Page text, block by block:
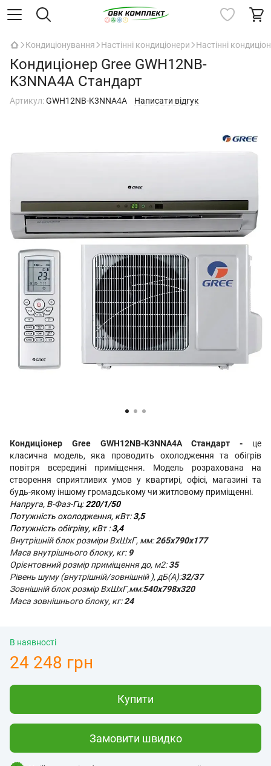
Кондиціонування Настінні кондиціонери Настінні
Кондиціонер Gree GWH12NB-
K3NNA4A Стандарт
Артикул:GWH12NB-K3NNA4A Написати відгук
Кондиціонер Gree GWH12NB-K3NNA4A Стандарт - це
класична модель, яка проводить охолодження та обігрів
повітря всередині приміщення. Модель розрахована на
створення сприятливих умов у квартирі, офісі, магазині та
будь-якому іншому громадському чи житловому приміщенні.
Напруга, В-Фаз-Гц:220/1/50
Потужність охолодження, кВт:3,5
Потужність обігріву, кВт :3,4
Внутрішній блок розміри ВхШхГ, мм: 265x790x177
Маса внутрішнього блоку, кг:9
Орієнтовний розмір приміщення до, м2:35
Рівень шуму (внутрішній/зовнішній ), дБ(А):32/37
Зовнішній блок розмір ВхШхГ,мм:540x798x320
Маса зовнішнього блоку, кг:24
В наявності
24 248 грн
Купити
Замовити швидко